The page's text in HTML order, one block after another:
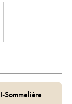
Sommelière